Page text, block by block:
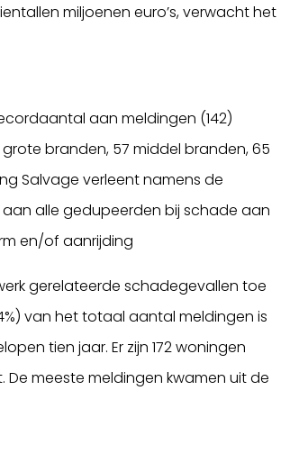
miljoenen euro’s, verwacht het
aan meldingen (142)
branden, 57 middel branden, 65
Salvage verleent namens de
alle gedupeerden bij schade aan
en/of aanrijding
gerelateerde schadegevallen toe
van het totaal aantal meldingen is
tien jaar. Er zijn 172 woningen
De meeste meldingen kwamen uit de